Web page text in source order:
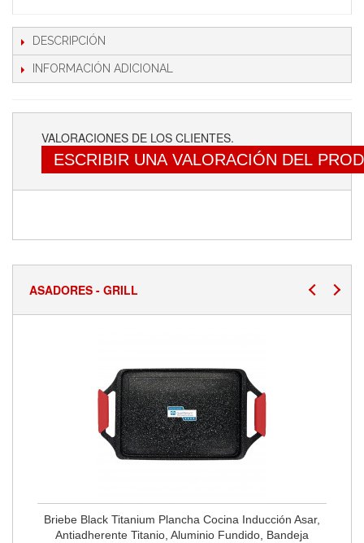
DESCRIPCIÓN
INFORMACIÓN ADICIONAL
VALORACIONES DE LOS CLIENTES.
ESCRIBIR UNA VALORACIÓN DEL
ASADORES - GRILL
Briebe Black Titanium Plancha Cocina Inducción Asar,
Antiadherente Titanio, Aluminio Fundido, Bandeja